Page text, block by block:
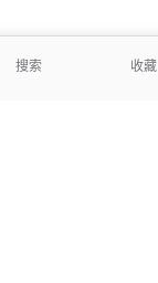
搜索 收藏